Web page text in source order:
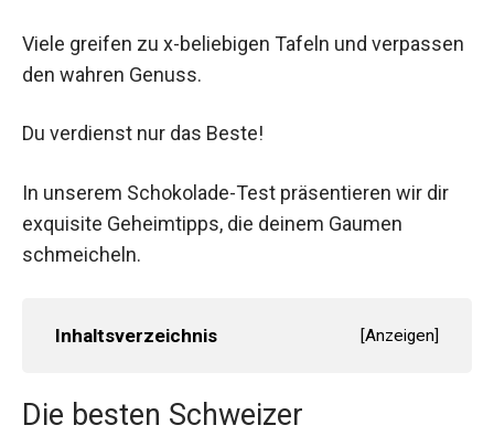
Viele greifen zu x-beliebigen Tafeln und verpassen
den wahren Genuss.
Du verdienst nur das Beste!
In unserem Schokolade-Test präsentieren wir dir
exquisite Geheimtipps, die deinem Gaumen
schmeicheln.
Inhaltsverzeichnis [Anzeigen]
Die besten Schweizer